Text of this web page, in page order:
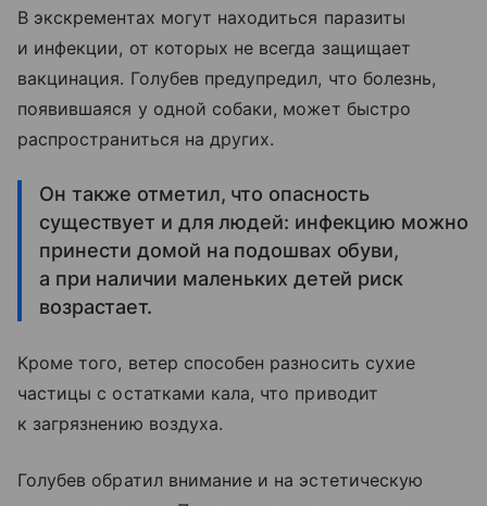
В экскрементах могут находиться паразиты
и инфекции, от которых не всегда защищает
вакцинация. Голубев предупредил, что болезнь,
появившаяся у одной собаки, может быстро
распространиться на других.
Он также отметил, что опасность
существует и для людей: инфекцию можно
принести домой на подошвах обуви,
а при наличии маленьких детей риск
возрастает.
Кроме того, ветер способен разносить сухие
частицы с остатками кала, что приводит
к загрязнению воздуха.
Голубев обратил внимание и на эстетическую